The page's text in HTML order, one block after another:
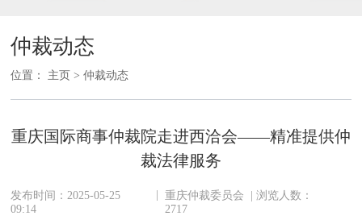
仲裁动态
位置： 主页 >仲裁动态
重庆国际商事仲裁院走进西洽会——精准提供仲
裁法律服务
发布时间：2025-05-25
09:14
|重庆仲裁委员会 | 浏览人数：
2717